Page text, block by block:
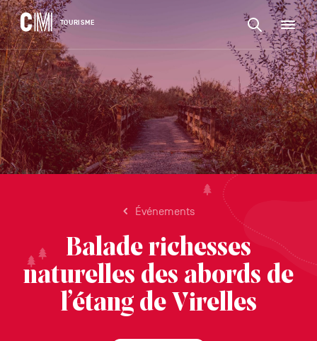
CM
Tourisme
TOURISME
Navigation
principale
Rechercher
une
activité,
un
logement…
Rechercher
une
activité,
un
logement…
VALIDER
Événements
Balade richesses
naturelles des abords de
l’étang de Virelles